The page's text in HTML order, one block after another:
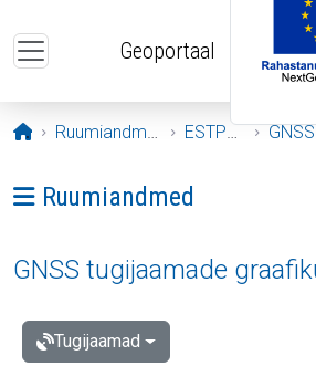
Geoportaal
Avaleht
Ruumiandmed ESTPOS
Ava menüü: Ruumiandmed
Ruumiandmed
GNSS tugijaamade
Tugijaamad